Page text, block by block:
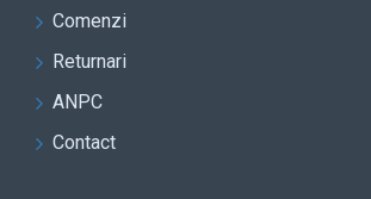
Comenzi
Returnari
ANPC
Contact